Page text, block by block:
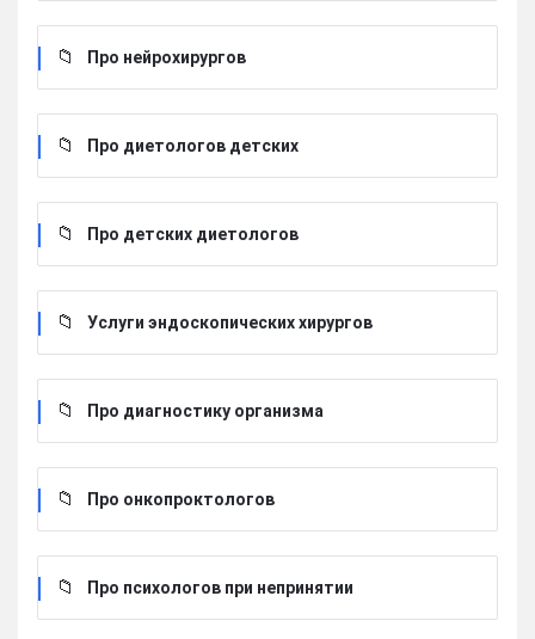
Про нейрохирургов
Про диетологов детских
Про детских диетологов
Услуги эндоскопических хирургов
Про диагностику организма
Про онкопроктологов
Про психологов при непринятии